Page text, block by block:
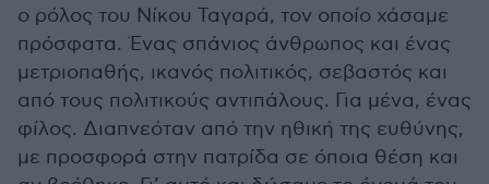
ο ρόλος του Νίκου Ταγαρά, τον οποίο χάσαμε
πρόσφατα. Ένας σπάνιος άνθρωπος και ένας
μετριοπαθής, ικανός πολιτικός, σεβαστός και
από τους πολιτικούς αντιπάλους. Για μένα, ένας
φίλος. Διαπνεόταν από την ηθική της ευθύνης,
με προσφορά στην πατρίδα σε όποια θέση και